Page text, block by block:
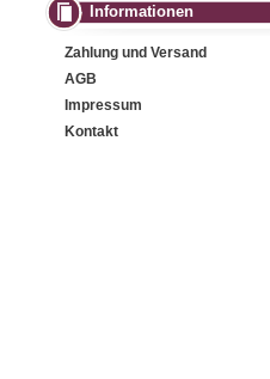
Informationen
Zahlung und Versand
AGB
Impressum
Kontakt